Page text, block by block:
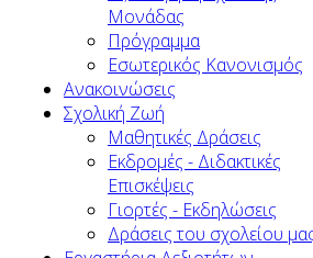
Μονάδας
Πρόγραμμα
Εσωτερικός Κανονισμός
Ανακοινώσεις
Σχολική Ζωή
Μαθητικές Δράσεις
Εκδρομές - Διδακτικές
Επισκέψεις
Γιορτές - Εκδηλώσεις
Δράσεις του σχολείου